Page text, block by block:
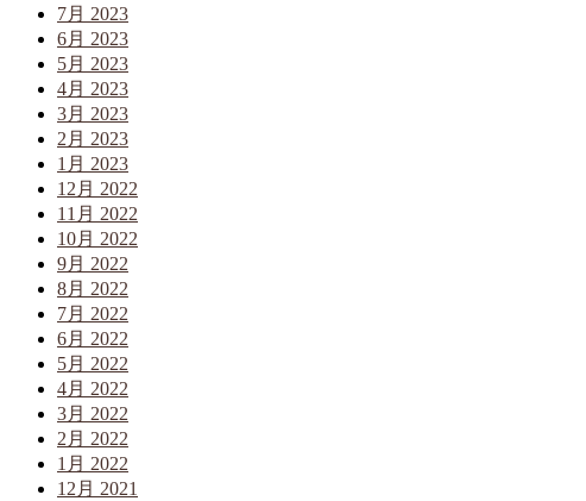
7月 2023
6月 2023
5月 2023
4月 2023
3月 2023
2月 2023
1月 2023
12月 2022
11月 2022
10月 2022
9月 2022
8月 2022
7月 2022
6月 2022
5月 2022
4月 2022
3月 2022
2月 2022
1月 2022
12月 2021